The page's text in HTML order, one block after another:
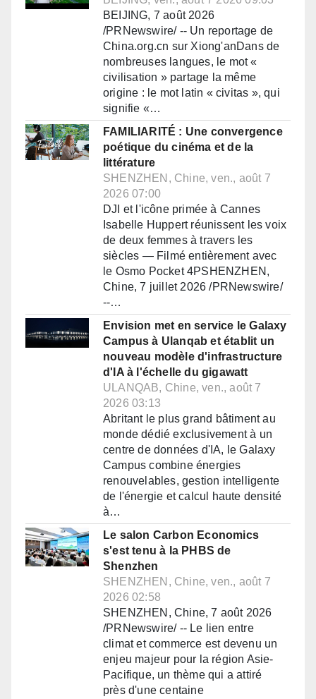
BEIJING, 7 août 2026
/PRNewswire/ -- Un reportage de
China.org.cn sur Xiong'anDans de
nombreuses langues, le mot «
civilisation » partage la même
origine : le mot latin « civitas », qui
signifie «…
FAMILIARITÉ : Une convergence
poétique du cinéma et de la
littérature
SHENZHEN, Chine, ven., août 7
2026 07:00
DJI et l'icône primée à Cannes
Isabelle Huppert réunissent les voix
de deux femmes à travers les
siècles — Filmé entièrement avec
le Osmo Pocket 4PSHENZHEN,
Chine, 7 juillet 2026 /PRNewswire/
--…
Envision met en service le Galaxy
Campus à Ulanqab et établit un
nouveau modèle d'infrastructure
d'IA à l'échelle du gigawatt
ULANQAB, Chine, ven., août 7
2026 03:13
Abritant le plus grand bâtiment au
monde dédié exclusivement à un
centre de données d'IA, le Galaxy
Campus combine énergies
renouvelables, gestion intelligente
de l'énergie et calcul haute densité
à…
Le salon Carbon Economics
s'est tenu à la PHBS de
Shenzhen
SHENZHEN, Chine, ven., août 7
2026 02:58
SHENZHEN, Chine, 7 août 2026
/PRNewswire/ -- Le lien entre
climat et commerce est devenu un
enjeu majeur pour la région Asie-
Pacifique, un thème qui a attiré
près d'une centaine